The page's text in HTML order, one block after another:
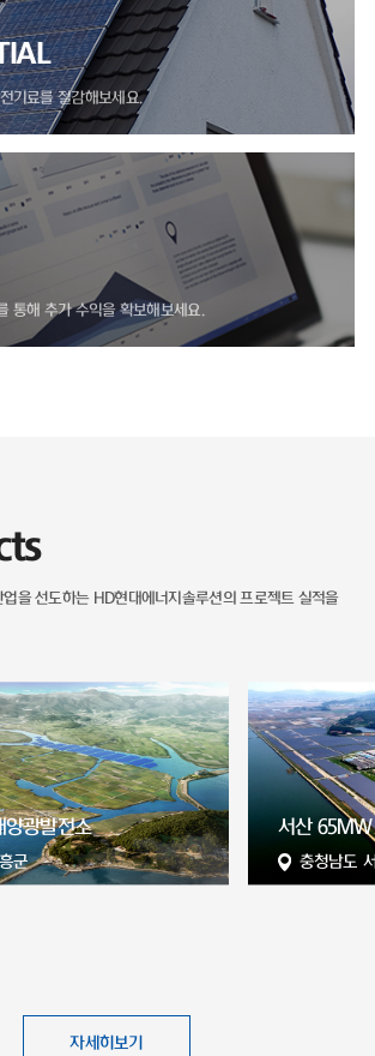
기료를 절감해보세요.
통해 추가 수익을 확보해보세요.
업을 선도하는 HD현대에너지솔루션의 프로젝트 실적을
자세히보기
양광발전소
군
서산 65MW
충청남도